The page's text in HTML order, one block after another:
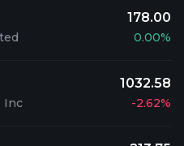
178.00
0.00%
Inc
1032.58
-2.62%